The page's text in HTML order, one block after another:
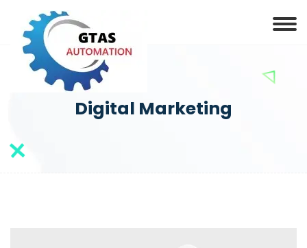
Digital Marketing